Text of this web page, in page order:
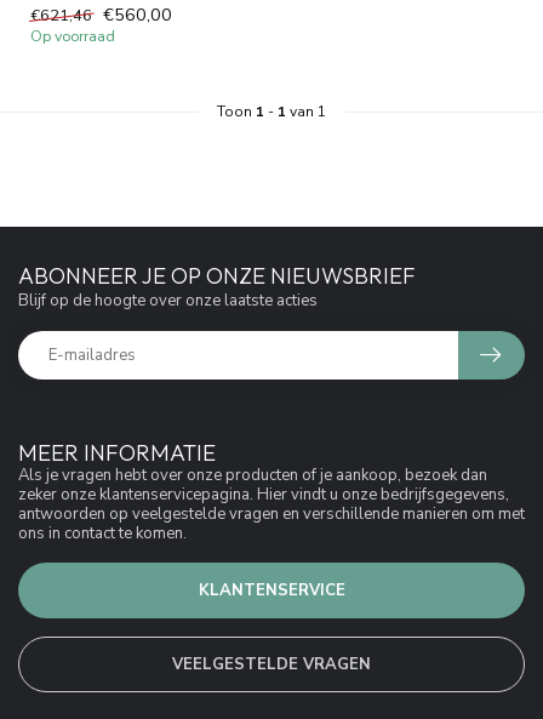
strakke, mat w...
€621,46 €560,00
Op voorraad
Toon 1 - 1 van 1
MEER INFORMATIE
Als je vragen hebt over onze producten of je aankoop, bezoek dan
zeker onze klantenservicepagina. Hier vindt u onze bedrijfsgegevens,
antwoorden op veelgestelde vragen en verschillende manieren om met
ons in contact te komen.
KLANTENSERVICE
VEELGESTELDE VRAGEN
ABONNEER JE OP ONZE NIEUWSBRIEF
Blijf op de hoogte over onze laatste acties